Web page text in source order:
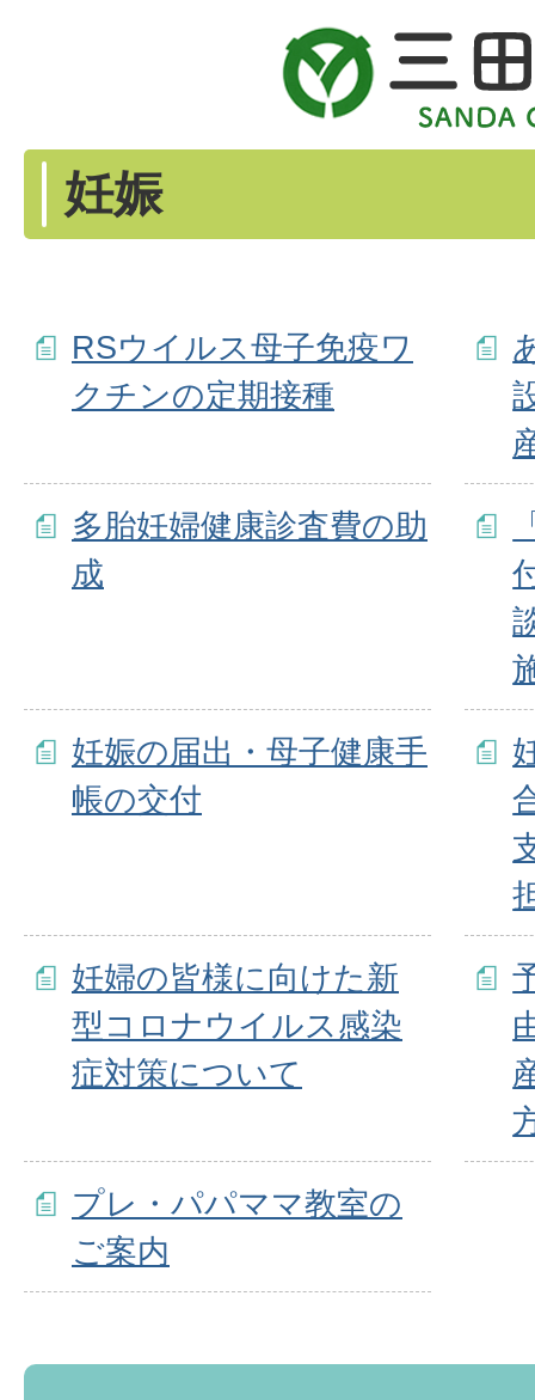
妊娠
RSウイルス母子免疫ワ
クチンの定期接種
多胎妊婦健康診査費の助
成
妊娠の届出・母子健康手
帳の交付
妊婦の皆様に向けた新
型コロナウイルス感染
症対策について
プレ・パパママ教室の
ご案内